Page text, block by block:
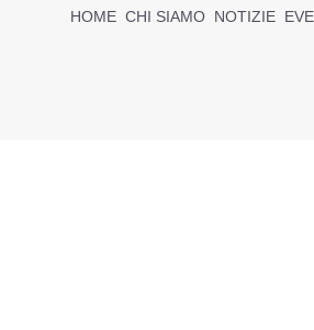
HOME CHI SIAMO NOTIZIE